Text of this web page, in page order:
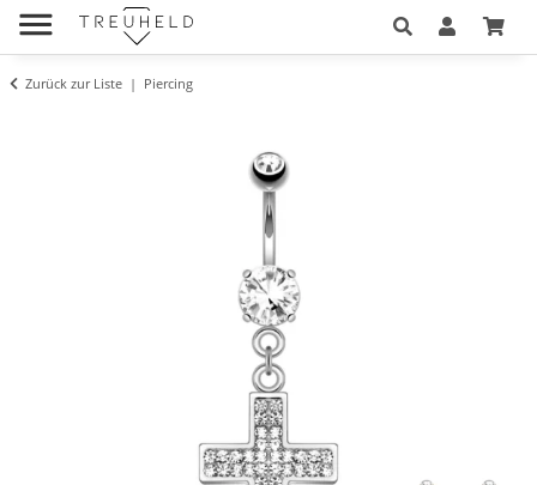
Zurück zur Liste Piercing